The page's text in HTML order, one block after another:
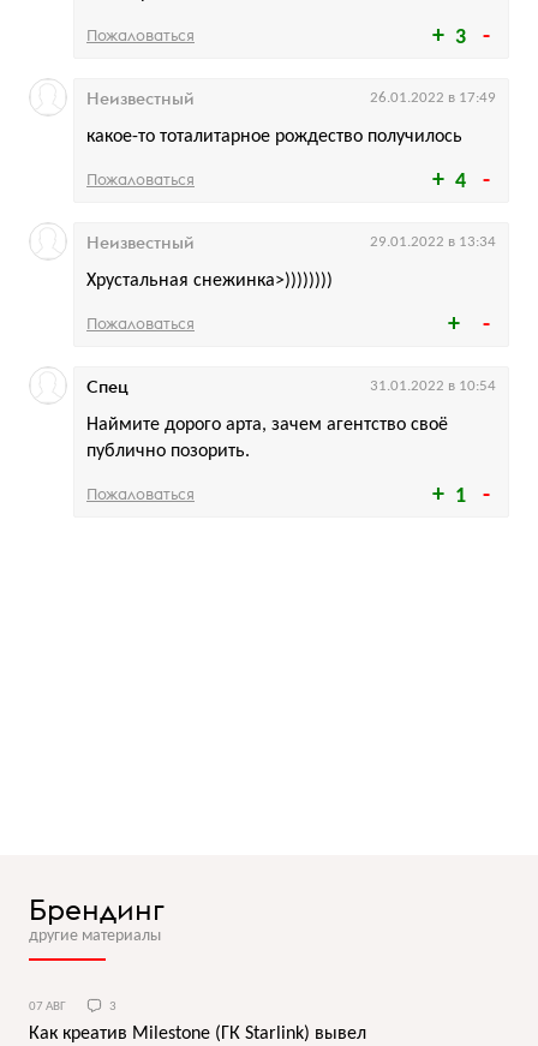
3
Пожаловаться
4
какое-то тоталитарное рождество получилось
Неизвестный 26.01.2022 в 17:49
Пожаловаться
Хрустальная снежинка>))))))))
Неизвестный 29.01.2022 в 13:34
Пожаловаться
1
Наймите дорого арта, зачем агентство своё
публично позорить.
Спец 31.01.2022 в 10:54
Пожаловаться
Брендинг
другие материалы
07 АВГ 3
Как креатив Milestone (ГК Starlink) вывел